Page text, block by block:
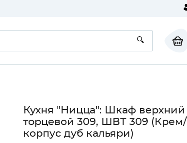
Кухня "Ницца": Шкаф верхний
торцевой 309, ШВТ 309 (Крем/
корпус дуб кальяри)